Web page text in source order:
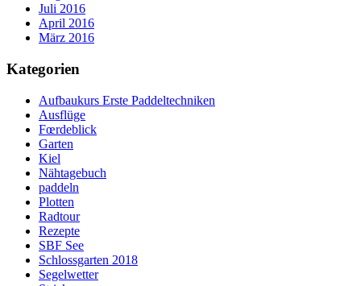
Juli 2016
April 2016
März 2016
Kategorien
Aufbaukurs Erste Paddeltechniken
Ausflüge
Fœrdeblick
Garten
Kiel
Nähtagebuch
paddeln
Plotten
Radtour
Rezepte
SBF See
Schlossgarten 2018
Segelwetter